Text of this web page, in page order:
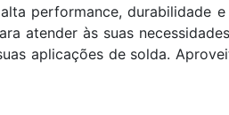
performance, durabilidade
atender às suas
aplicações de solda.